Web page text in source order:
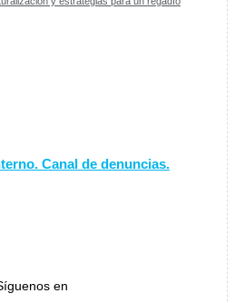
Canal de denuncias.
en